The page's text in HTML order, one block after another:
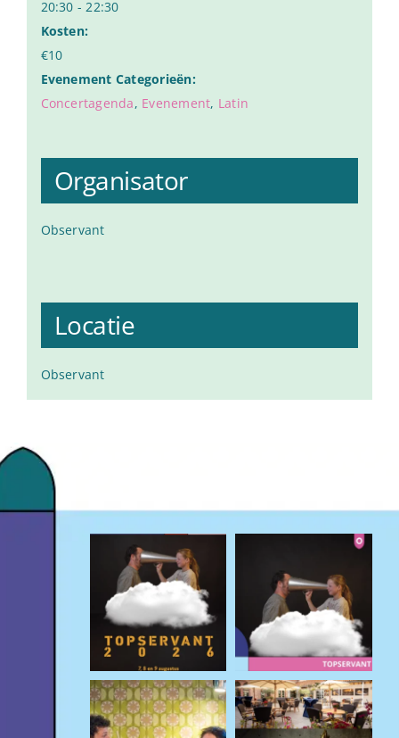
20:30 - 22:30
Kosten:
€10
Evenement Categorieën:
Concertagenda, Evenement, Latin
Organisator
Observant
Locatie
Observant